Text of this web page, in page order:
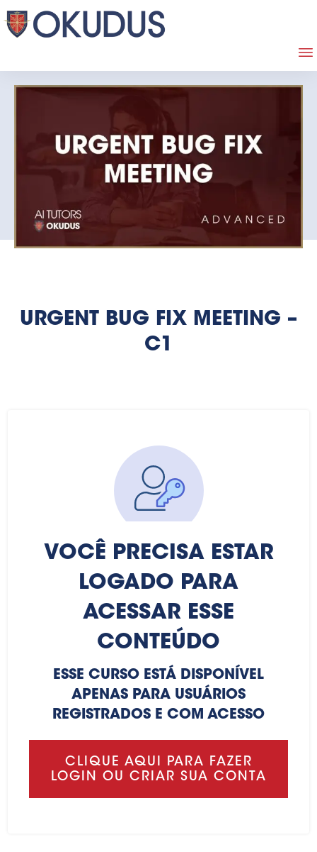
URGENT BUG FIX MEETING –
C1
VOCÊ PRECISA ESTAR
LOGADO PARA
ACESSAR ESSE
CONTEÚDO
ESSE CURSO ESTÁ DISPONÍVEL
APENAS PARA USUÁRIOS
REGISTRADOS E COM ACESSO
CLIQUE AQUI PARA FAZER
LOGIN OU CRIAR SUA CONTA